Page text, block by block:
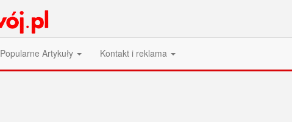
Popularne Artykuły Kontakt i reklama